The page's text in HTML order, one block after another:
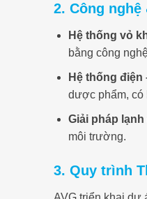
2. Công
Hệ thống vỏ
bằng công
Hệ thống
dược phẩm, có
Giải pháp
môi trường.
3. Quy trình